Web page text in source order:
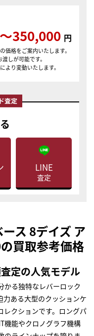
〜350,000 円
価格をご案内いたします。
しが可能です。
り変動いたします。
LINE
査定
ス 8デイズ ア
買取参考価格
定の人気モデル
かる独特なレバーロック
力ある大型のクッションケ
レクションです。ロングパ
機能やクロノグラフ機構